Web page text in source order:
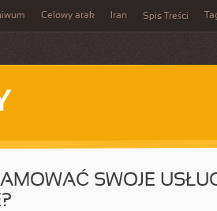
Celowy atak Iran Spis Treści
SWOJE